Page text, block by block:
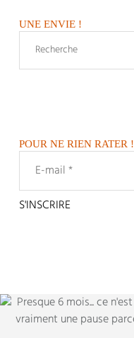
UNE ENVIE !
POUR NE RIEN RATER !